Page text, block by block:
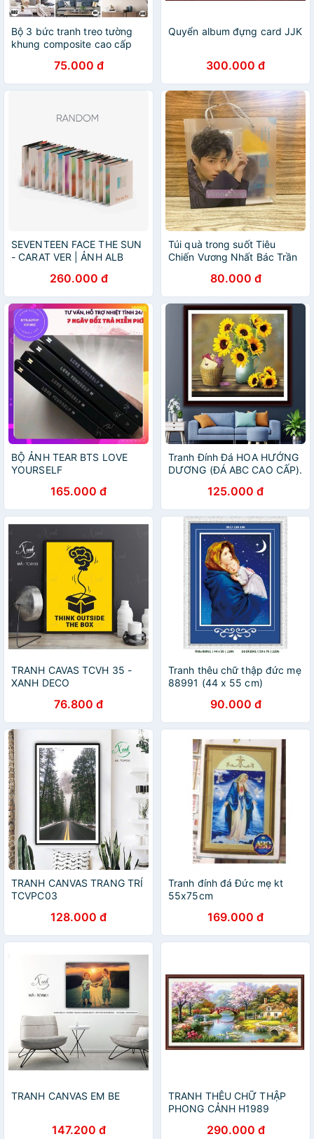
Bộ 3 bức tranh treo tường
khung composite cao cấp
75.000 đ
Quyển album đựng card JJK
300.000 đ
SEVENTEEN FACE THE SUN
- CARAT VER | ẢNH ALB
260.000 đ
Túi quà trong suốt Tiêu
Chiến Vương Nhất Bác Trần
album ảnh in hình idols
80.000 đ
BỘ ẢNH TEAR BTS LOVE
YOURSELF
165.000 đ
Tranh Đính Đá HOA HƯỚNG
DƯƠNG (ĐÁ ABC CAO CẤP).
125.000 đ
TRANH CAVAS TCVH 35 -
XANH DECO
76.800 đ
Tranh thêu chữ thập đức mẹ
88991 (44 x 55 cm)
90.000 đ
TRANH CANVAS TRANG TRÍ
TCVPC03
128.000 đ
Tranh đính đá Đức mẹ kt
55x75cm
169.000 đ
TRANH CANVAS EM BE
147.200 đ
TRANH THÊU CHỮ THẬP
PHONG CẢNH H1989
290.000 đ